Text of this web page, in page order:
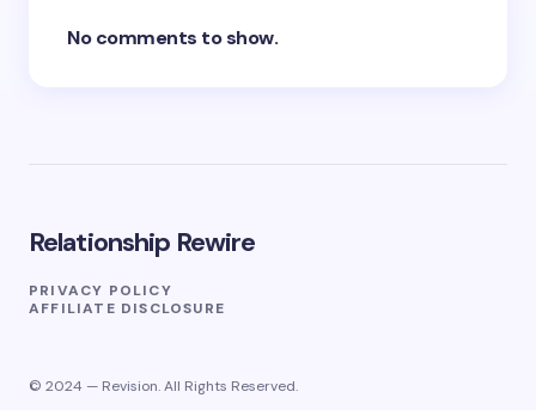
No comments to show.
Relationship Rewire
PRIVACY POLICY
AFFILIATE DISCLOSURE
© 2024 — Revision. All Rights Reserved.